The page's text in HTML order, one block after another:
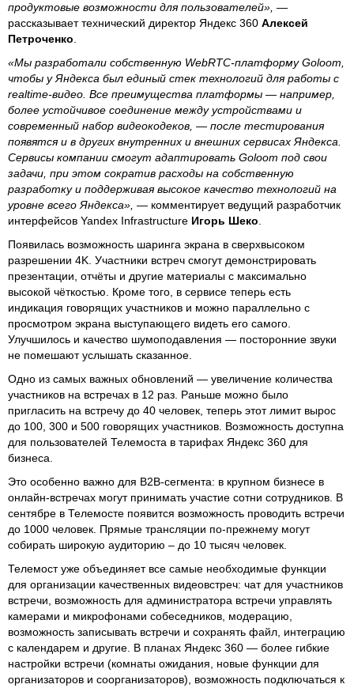
продуктовые возможности для пользователей», —
рассказывает технический директор Яндекс 360 Алексей
Петроченко
«Мы разработали собственную WebRTC-платформу Goloom,
чтобы у Яндекса был единый стек технологий для работы с
realtime-видео. Все преимущества платформы — например,
более устойчивое соединение между устройствами и
современный набор видеокодеков, — после тестирования
появятся и в других внутренних и внешних сервисах Яндекса.
Сервисы компании смогут адаптировать Goloom под свои
задачи, при этом сократив расходы на собственную
разработку и поддерживая высокое качество технологий на
уровне всего Яндекса», — комментирует ведущий разработчик
интерфейсов Yandex Infrastructure Игорь Шеко
Появилась возможность шаринга экрана в сверхвысоком
разрешении 4K. Участники встреч смогут демонстрировать
презентации, отчёты и другие материалы с максимально
высокой чёткостью. Кроме того, в сервисе теперь есть
индикация говорящих участников и можно параллельно с
просмотром экрана выступающего видеть его самого.
Улучшилось и качество шумоподавления — посторонние звуки
не помешают услышать сказанное.
Одно из самых важных обновлений — увеличение количества
участников на встречах в 12 раз. Раньше можно было
пригласить на встречу до 40 человек, теперь этот лимит вырос
до 100, 300 и 500 говорящих участников. Возможность доступна
для пользователей Телемоста в тарифах Яндекс 360 для
бизнеса.
Это особенно важно для B2B-сегмента: в крупном бизнесе в
онлайн-встречах могут принимать участие сотни сотрудников. В
сентябре в Телемосте появится возможность проводить встречи
до 1000 человек. Прямые трансляции по-прежнему могут
собирать широкую аудиторию – до 10 тысяч человек.
Телемост уже объединяет все самые необходимые функции
для организации качественных видеовстреч: чат для участников
встречи, возможность для администратора встречи управлять
камерами и микрофонами собеседников, модерацию,
возможность записывать встречи и сохранять файл, интеграцию
с календарем и другие. В планах Яндекс 360 — более гибкие
настройки встречи (комнаты ожидания, новые функции для
организаторов и соорганизаторов), возможность подключаться к